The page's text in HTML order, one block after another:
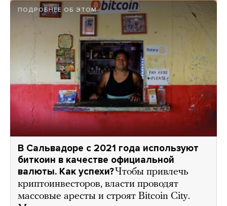
ПОДРОБНЕЕ ОБ ЭТОМ
В Сальвадоре с 2021 года используют
биткоин в качестве официальной
валюты. Как успехи?Чтобы привлечь
криптоинвесторов, власти проводят
массовые аресты и строят Bitcoin City.